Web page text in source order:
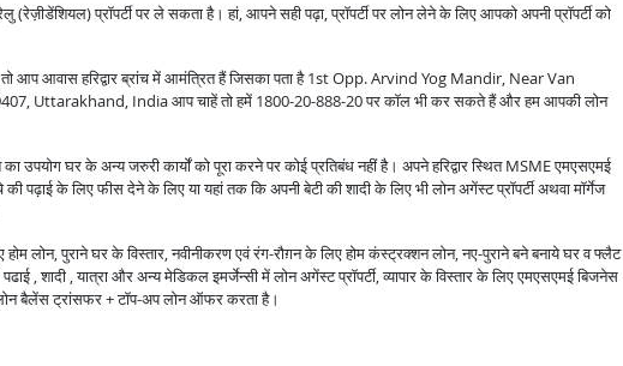
(रेज़ीडेंशियल) प्रॉपर्टी पर ले सकता है। हां, आपने सही पढ़ा, प्रॉपर्टी पर लोन लेने के लिए आपको अपनी प्रॉपर्टी को
तो आप आवास हरिद्वार ब्रांच में आमंत्रित हैं जिसका पता है 1st Opp. Arvind Yog Mandir, Near Van
Uttarakhand, India आप चाहें तो हमें 1800-20-888-20 पर कॉल भी कर सकते हैं और हम आपकी लोन
का उपयोग घर के अन्य जरुरी कार्यों को पूरा करने पर कोई प्रतिबंध नहीं है। अपने हरिद्वार स्थित MSME एमएसएमई
पढ़ाई के लिए फीस देने के लिए या यहां तक कि अपनी बेटी की शादी के लिए भी लोन अगेंस्ट प्रॉपर्टी अथवा मॉर्गेज
लोन, पुराने घर के विस्तार, नवीनीकरण एवं रंग-रौग़न के लिए होम कंस्ट्रक्शन लोन, नए-पुराने बने बनाये घर व फ्लैट
, शादी , यात्रा और अन्य मेडिकल इमर्जेन्सी में लोन अगेंस्ट प्रॉपर्टी, व्यापार के विस्तार के लिए एमएसएमई बिजनेस
बैलेंस ट्रांसफर + टॉप-अप लोन ऑफर करता है।